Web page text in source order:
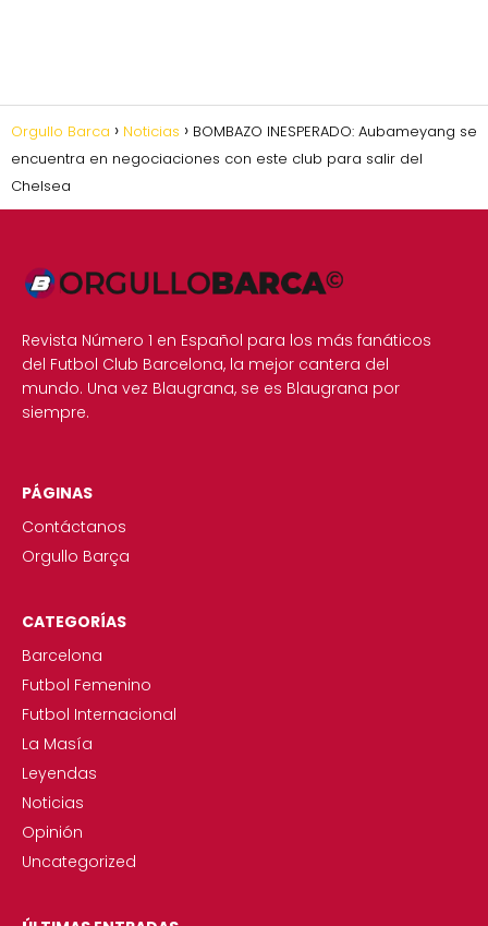
Orgullo Barca Noticias
BOMBAZO INESPERADO: Aubameyang se
encuentra en negociaciones con este club para salir del
Chelsea
Revista Número 1 en Español para los más fanáticos
del Futbol Club Barcelona, la mejor cantera del
mundo. Una vez Blaugrana, se es Blaugrana por
siempre.
PÁGINAS
Contáctanos
Orgullo Barça
CATEGORÍAS
Barcelona
Futbol Femenino
Futbol Internacional
La Masía
Leyendas
Noticias
Opinión
Uncategorized